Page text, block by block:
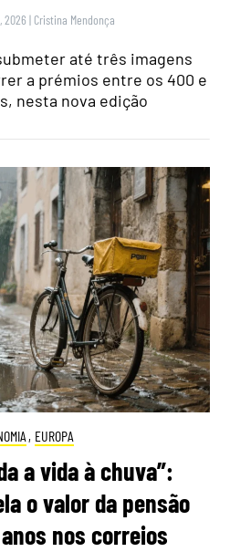
2026 | Cristina Mendonça
até três imagens
a prémios entre os 400 e
nesta nova edição
, EUROPA
a vida à chuva”:
o valor da pensão
nos correios